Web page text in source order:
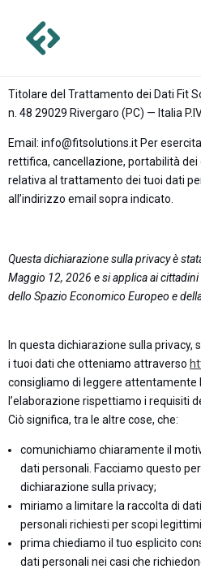
contenuto
Titolare del Trattamento dei Dati Fit
n. 48 29029 Rivergaro (PC) — Italia
Email: info@fitsolutions.it Per
rettifica, cancellazione, portabilità
relativa al trattamento dei tuoi dati
all’indirizzo email sopra indicato.
Questa dichiarazione sulla privacy è
Maggio 12, 2026 e si applica ai
dello Spazio Economico Europeo e
In questa dichiarazione sulla
i tuoi dati che otteniamo attraverso
consigliamo di leggere attentamente
l’elaborazione rispettiamo i requisiti
Ciò significa, tra le altre cose, che:
comunichiamo chiaramente il
dati personali. Facciamo questo
dichiarazione sulla privacy;
miriamo a limitare la raccolta di
personali richiesti per scopi
prima chiediamo il tuo esplicito
dati personali nei casi che